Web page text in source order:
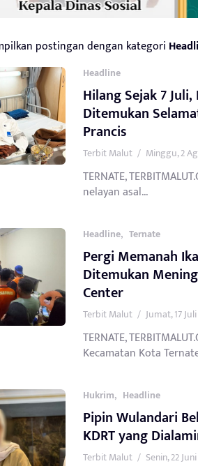
postingan dengan kategori
Headline
Hilang Sejak 7
Ditemukan
Prancis
Terbit Malut / Minggu, 2
TERNATE,
nelayan asal...
Headline, Ternate
Pergi Memanah
Ditemukan
Center
Terbit Malut / Jumat, 17
TERNATE,
Kecamatan Kota
Hukrim, Headline
Pipin Wulandari
KDRT yang
Terbit Malut / Senin, 22